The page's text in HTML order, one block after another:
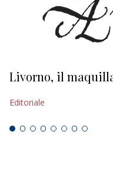
Livorno, il
Editoriale